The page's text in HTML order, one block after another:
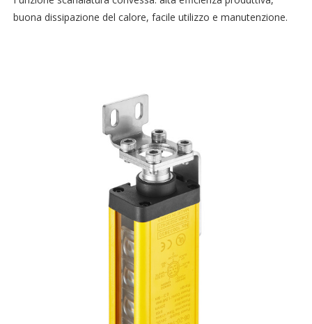
buona dissipazione del calore, facile utilizzo e manutenzione.